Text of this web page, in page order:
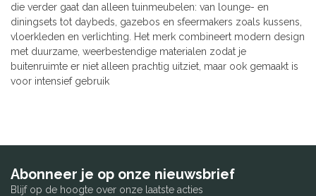
die verder gaat dan alleen tuinmeubelen: van lounge- en
diningsets tot daybeds, gazebos en sfeermakers zoals kussens,
vloerkleden en verlichting. Het merk combineert modern design
met duurzame, weerbestendige materialen zodat je
buitenruimte er niet alleen prachtig uitziet, maar ook gemaakt is
voor intensief gebruik
Abonneer je op onze nieuwsbrief
Blijf op de hoogte over onze laatste acties